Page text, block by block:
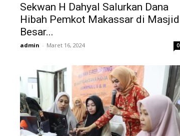
Sekwan H Dahyal Salurkan Dana
Hibah Pemkot Makassar di Masjid
Besar...
admin - Maret 16, 2024 0